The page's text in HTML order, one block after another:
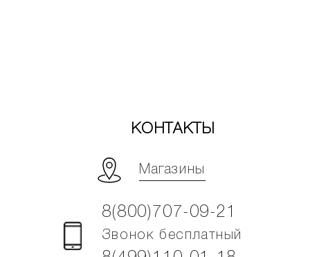
КОНТАКТЫ
Магазины
8(800)707-09-21
Звонок бесплатный